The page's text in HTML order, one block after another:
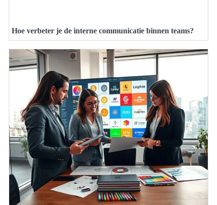
Hoe verbeter je de interne communicatie binnen teams?